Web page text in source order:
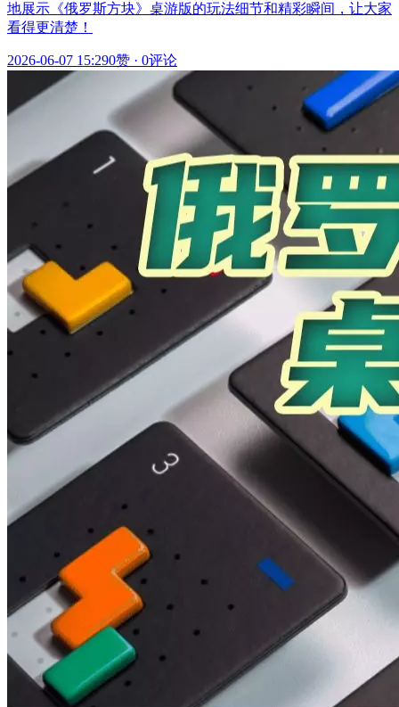
地展示《俄罗斯方块》桌游版的玩法细节和精彩瞬间，让大家
看得更清楚！
2026-06-07 15:290赞 · 0评论